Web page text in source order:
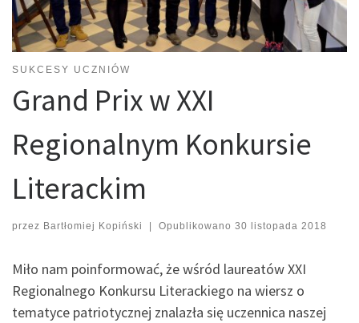
SUKCESY UCZNIÓW
Grand Prix w XXI
Regionalnym Konkursie
Literackim
przez Bartłomiej Kopiński Opublikowano 30 listopada 2018
Miło nam poinformować, że wśród laureatów XXI
Regionalnego Konkursu Literackiego na wiersz o
tematyce patriotycznej znalazła się uczennica naszej